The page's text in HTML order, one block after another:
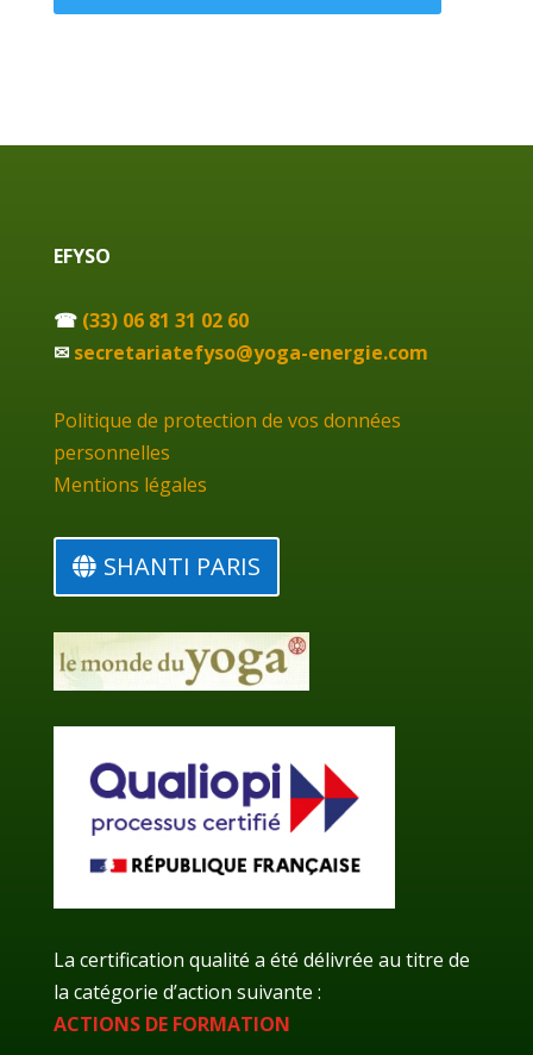
EFYSO
☎ (33) 06 81 31 02 60
✉ secretariatefyso@yoga-energie.com
Politique de protection de vos données
personnelles
Mentions légales
SHANTI PARIS
La certification qualité a été délivrée au titre de
la catégorie d’action suivante :
ACTIONS DE FORMATION